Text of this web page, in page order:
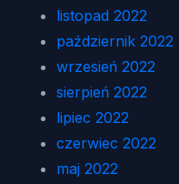
listopad 2022
październik 2022
wrzesień 2022
sierpień 2022
lipiec 2022
czerwiec 2022
maj 2022